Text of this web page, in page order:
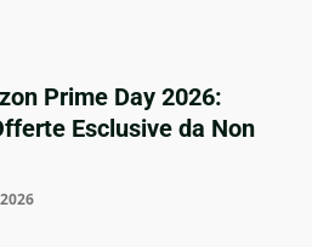
Prime Day 2026:
Esclusive da Non